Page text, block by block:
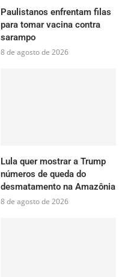
Paulistanos enfrentam filas
para tomar vacina contra
sarampo
8 de agosto de 2026
Lula quer mostrar a Trump
números de queda do
desmatamento na Amazônia
8 de agosto de 2026